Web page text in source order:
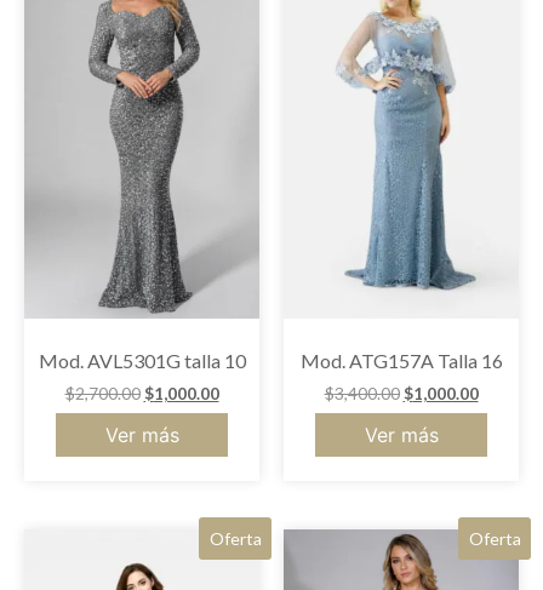
Mod. AVL5301G talla 10
$2,700.00 $1,000.00
Ver más
Mod. ATG157A Talla 16
$3,400.00 $1,000.00
Ver más
Oferta Oferta